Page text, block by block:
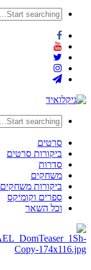
סרטים
ביקורות סרטים
סדרות
משחקים
ביקורות משחקים
ספרים וקומיקס
וכל השאר